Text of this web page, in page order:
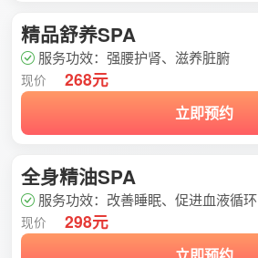
精品舒养SPA
服务功效：强腰护肾、滋养脏腑
现价 268元
立即预约
全身精油SPA
服务功效：改善睡眠、促进血液循环
现价 298元